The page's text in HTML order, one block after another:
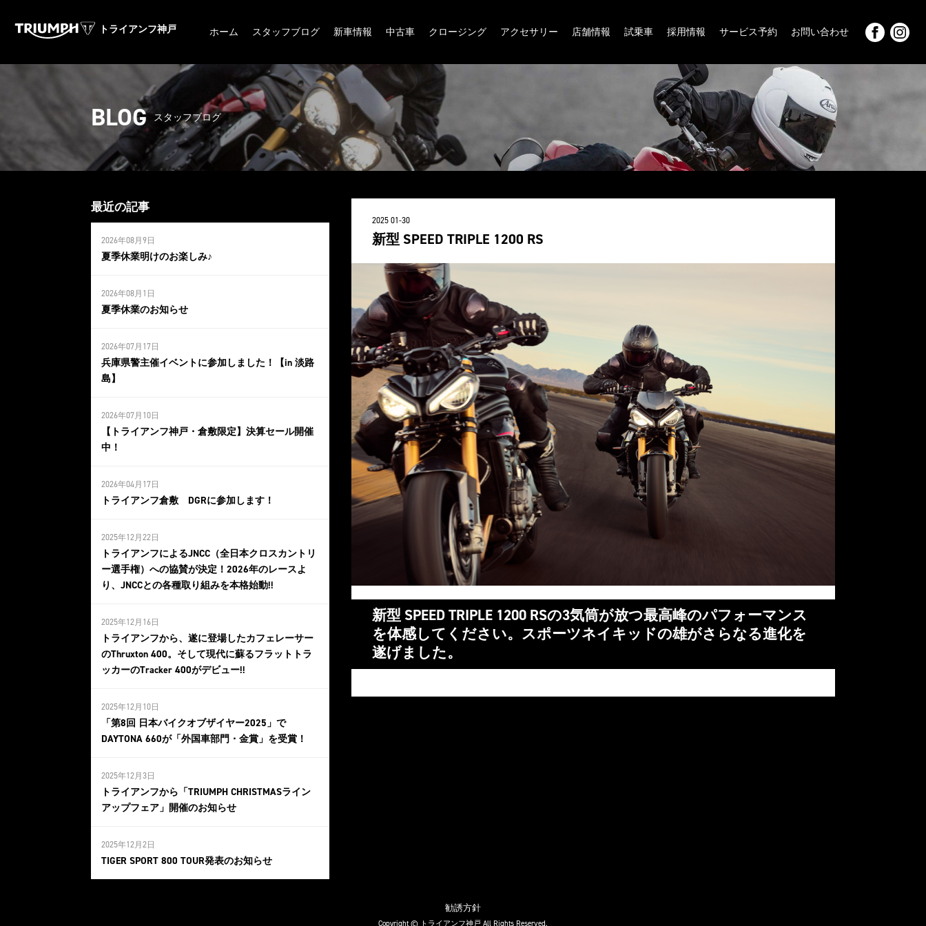
トライアンフ神戸 ホーム スタッフブログ 新車情報 中古車 クロージング アクセサリー 店舗情報 試乗車 採用情報 サービス予約 お問い合わせ
BLOG スタッフブログ
2025 01-30
新型 SPEED TRIPLE 1200 RS
新型 SPEED TRIPLE 1200 RSの3気筒が放つ最高峰のパフォーマンス
を体感してください。スポーツネイキッドの雄がさらなる進化を
遂げました。
最近の記事
2026年08月9日
夏季休業明けのお楽しみ♪
2026年08月1日
夏季休業のお知らせ
2026年07月17日
兵庫県警主催イベントに参加しました！【in 淡路
島】
2026年07月10日
【トライアンフ神戸・倉敷限定】決算セール開催
中！
2026年04月17日
トライアンフ倉敷 DGRに参加します！
2025年12月22日
トライアンフによるJNCC（全日本クロスカントリ
ー選手権）への協賛が決定！2026年のレースよ
り、JNCCとの各種取り組みを本格始動!!
2025年12月16日
トライアンフから、遂に登場したカフェレーサー
のThruxton 400。そして現代に蘇るフラットトラ
ッカーのTracker 400がデビュー!!
2025年12月10日
「第8回 日本バイクオブザイヤー2025」で
DAYTONA 660が「外国車部門・金賞」を受賞！
2025年12月3日
トライアンフから「TRIUMPH CHRISTMASライン
アップフェア」開催のお知らせ
2025年12月2日
TIGER SPORT 800 TOUR発表のお知らせ
勧誘方針
Copyright © トライアンフ神戸 All Rights Reserved.